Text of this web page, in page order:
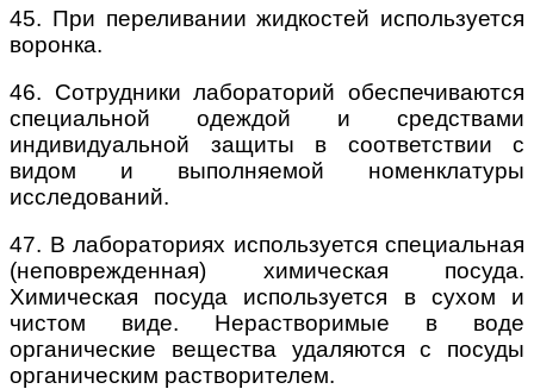
45. При переливании жидкостей используется
воронка.
46. Сотрудники лабораторий обеспечиваются
специальной одеждой и средствами
индивидуальной защиты в соответствии с
видом и выполняемой номенклатуры
исследований.
47. В лабораториях используется специальная
(неповрежденная) химическая посуда.
Химическая посуда используется в сухом и
чистом виде. Нерастворимые в воде
органические вещества удаляются с посуды
органическим растворителем.